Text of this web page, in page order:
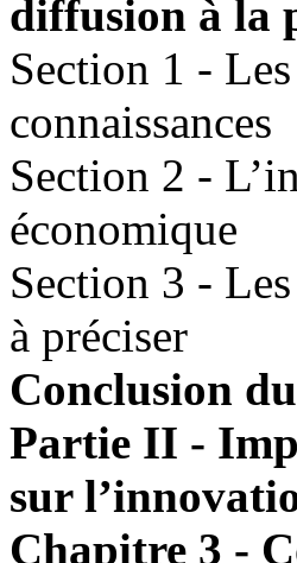
diffusion à la
Section 1 -
connaissances
Section 2 -
économique
Section 3 -
à préciser
Conclusion
Partie II -
sur
Chapitre 3 -